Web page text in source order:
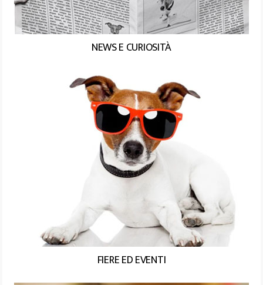
NEWS E CURIOSITÀ
FIERE ED EVENTI